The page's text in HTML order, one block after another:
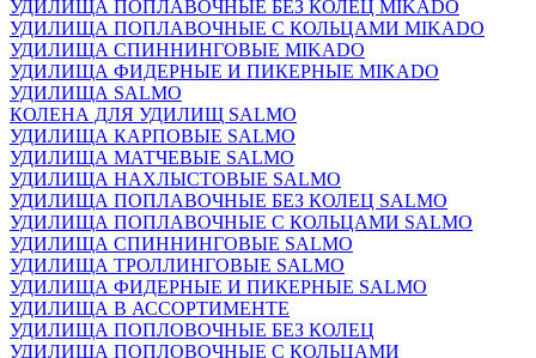
УДИЛИЩА ПОПЛАВОЧНЫЕ БЕЗ КОЛЕЦ MIKADO
УДИЛИЩА ПОПЛАВОЧНЫЕ С КОЛЬЦАМИ MIKADO
УДИЛИЩА СПИННИНГОВЫЕ MIKADO
УДИЛИЩА ФИДЕРНЫЕ И ПИКЕРНЫЕ MIKADO
УДИЛИЩА SALMO
КОЛЕНА ДЛЯ УДИЛИЩ SALMO
УДИЛИЩА КАРПОВЫЕ SALMO
УДИЛИЩА МАТЧЕВЫЕ SALMO
УДИЛИЩА НАХЛЫСТОВЫЕ SALMO
УДИЛИЩА ПОПЛАВОЧНЫЕ БЕЗ КОЛЕЦ SALMO
УДИЛИЩА ПОПЛАВОЧНЫЕ С КОЛЬЦАМИ SALMO
УДИЛИЩА СПИННИНГОВЫЕ SALMO
УДИЛИЩА ТРОЛЛИНГОВЫЕ SALMO
УДИЛИЩА ФИДЕРНЫЕ И ПИКЕРНЫЕ SALMO
УДИЛИЩА В АССОРТИМЕНТЕ
УДИЛИЩА ПОПЛОВОЧНЫЕ БЕЗ КОЛЕЦ
УДИЛИЩА ПОПЛОВОЧНЫЕ С КОЛЬЦАМИ